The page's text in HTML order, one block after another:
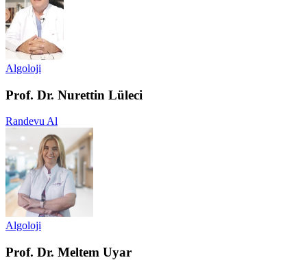
Algoloji
Prof. Dr. Nurettin Lüleci
Randevu Al
Algoloji
Prof. Dr. Meltem Uyar